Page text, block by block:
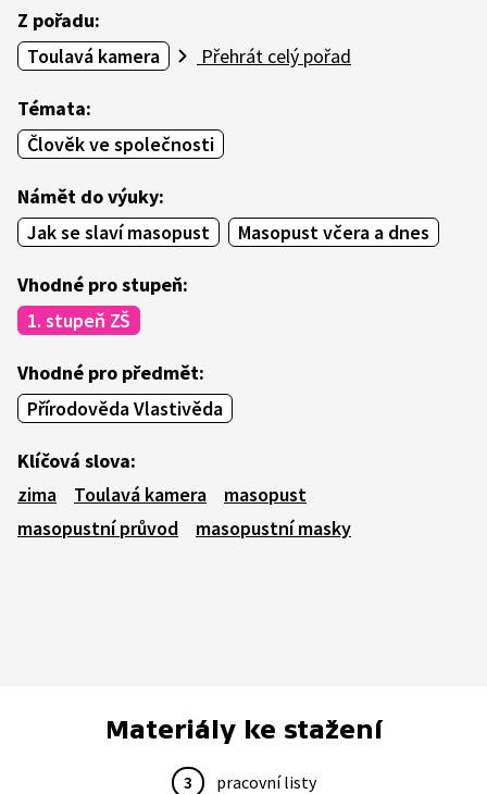
Z pořadu:
Toulavá kamera
Přehrát celý pořad
Témata:
Člověk ve společnosti
Námět do výuky:
Jak se slaví masopust
Masopust včera a dnes
Vhodné pro stupeň:
1. stupeň ZŠ
Vhodné pro předmět:
Přírodověda Vlastivěda
Klíčová slova:
zima
Toulavá kamera
masopust
masopustní průvod
masopustní masky
Materiály ke stažení
3 pracovní listy